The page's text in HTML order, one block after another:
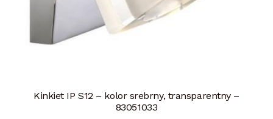
Kinkiet IP S12 – kolor srebrny, transparentny –
83051033